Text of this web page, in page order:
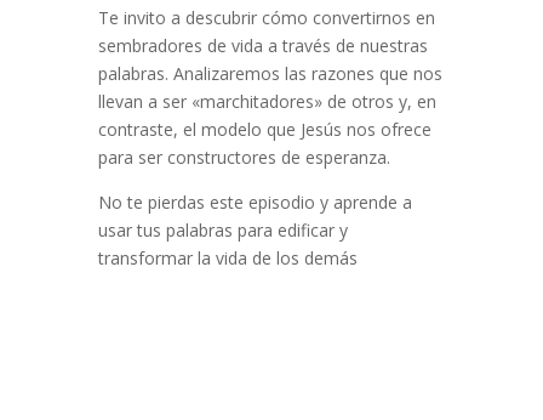
Te invito a descubrir cómo convertirnos en
sembradores de vida a través de nuestras
palabras. Analizaremos las razones que nos
llevan a ser «marchitadores» de otros y, en
contraste, el modelo que Jesús nos ofrece
para ser constructores de esperanza.
No te pierdas este episodio y aprende a
usar tus palabras para edificar y
transformar la vida de los demás